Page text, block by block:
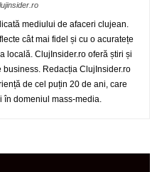
mediului de afaceri clujean.
cât mai fidel și cu o acuratețe
locală. ClujInsider.ro oferă știri și
Redacția ClujInsider.ro
de cel puțin 20 de ani, care
în domeniul mass-media.